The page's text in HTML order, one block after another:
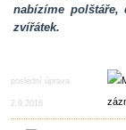
nabízíme polštáře,
zvířátek.
poslední úprava
2.9.2016